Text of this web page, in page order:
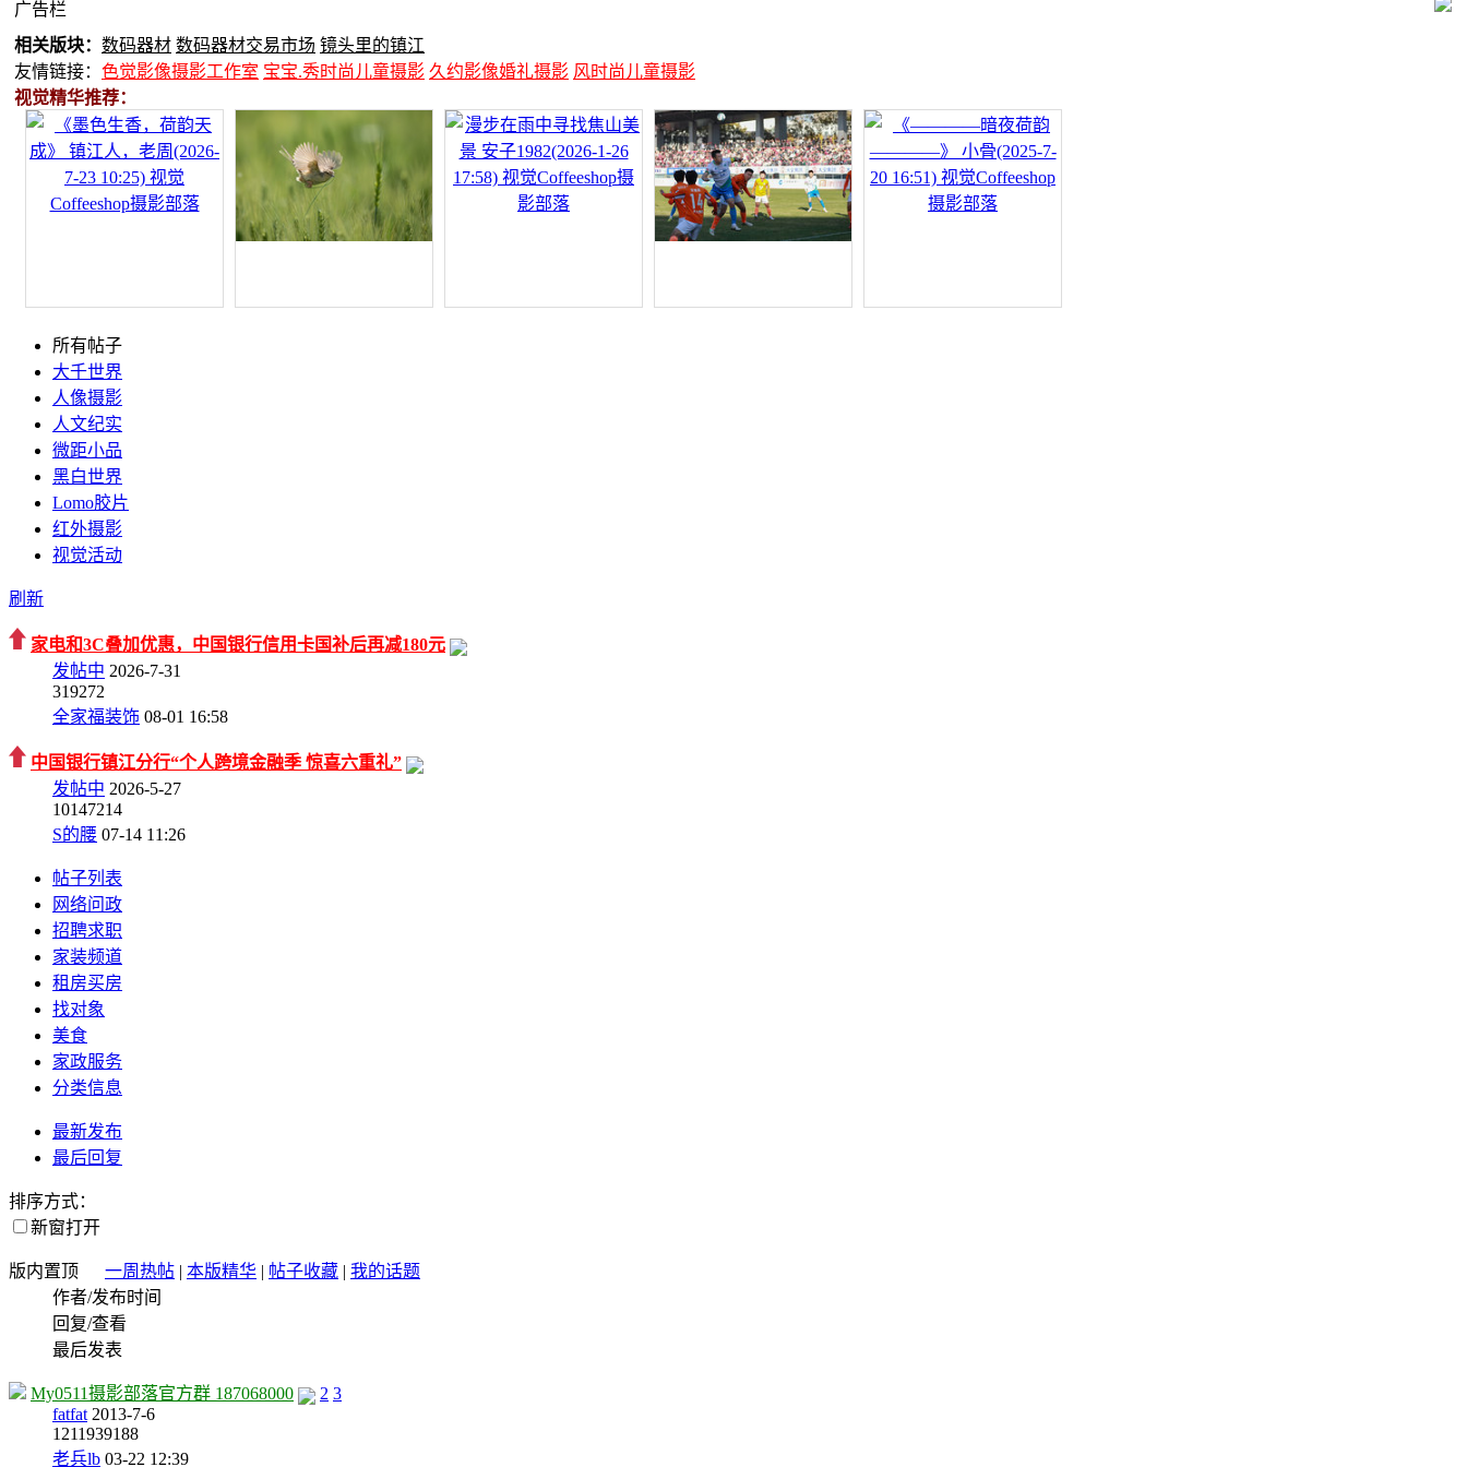
广告栏
相关版块： 数码器材 数码器材交易市场 镜头里的镇江
友情链接： 色觉影像摄影工作室 宝宝.秀时尚儿童摄影 久约影像婚礼摄影 风时尚儿童摄影
视觉精华推荐：
所有帖子
大千世界
人像摄影
人文纪实
微距小品
黑白世界
Lomo胶片
红外摄影
视觉活动
刷新
家电和3C叠加优惠，中国银行信用卡国补后再减180元
发帖中 2026-7-31
319272
全家福装饰 08-01 16:58
中国银行镇江分行“个人跨境金融季 惊喜六重礼”
发帖中 2026-5-27
10147214
S的腰 07-14 11:26
帖子列表
网络问政
招聘求职
家装频道
租房买房
找对象
美食
家政服务
分类信息
最新发布
最后回复
排序方式：
新窗打开
版内置顶 一周热帖 | 本版精华 | 帖子收藏 | 我的话题
作者/发布时间
回复/查看
最后发表
My0511摄影部落官方群 187068000 2 3
fatfat 2013-7-6
1211939188
老兵lb 03-22 12:39